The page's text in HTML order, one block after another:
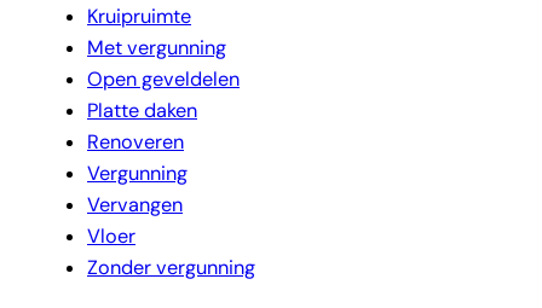
Kruipruimte
Met vergunning
Open geveldelen
Platte daken
Renoveren
Vergunning
Vervangen
Vloer
Zonder vergunning